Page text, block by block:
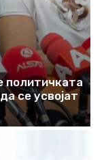
политичката
се усвојат